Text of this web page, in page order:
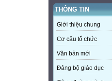
THÔNG TIN
Giới thiệu chung
Cơ cấu tổ chức
Văn bản mới
Đảng bộ giáo dục